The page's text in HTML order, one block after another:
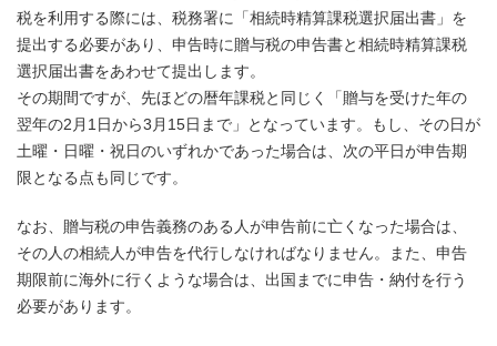
税を利用する際には、税務署に「相続時精算課税選択届出書」を
提出する必要があり、申告時に贈与税の申告書と相続時精算課税
選択届出書をあわせて提出します。
その期間ですが、先ほどの暦年課税と同じく「贈与を受けた年の
翌年の2月1日から3月15日まで」となっています。もし、その日が
土曜・日曜・祝日のいずれかであった場合は、次の平日が申告期
限となる点も同じです。
なお、贈与税の申告義務のある人が申告前に亡くなった場合は、
その人の相続人が申告を代行しなければなりません。また、申告
期限前に海外に行くような場合は、出国までに申告・納付を行う
必要があります。